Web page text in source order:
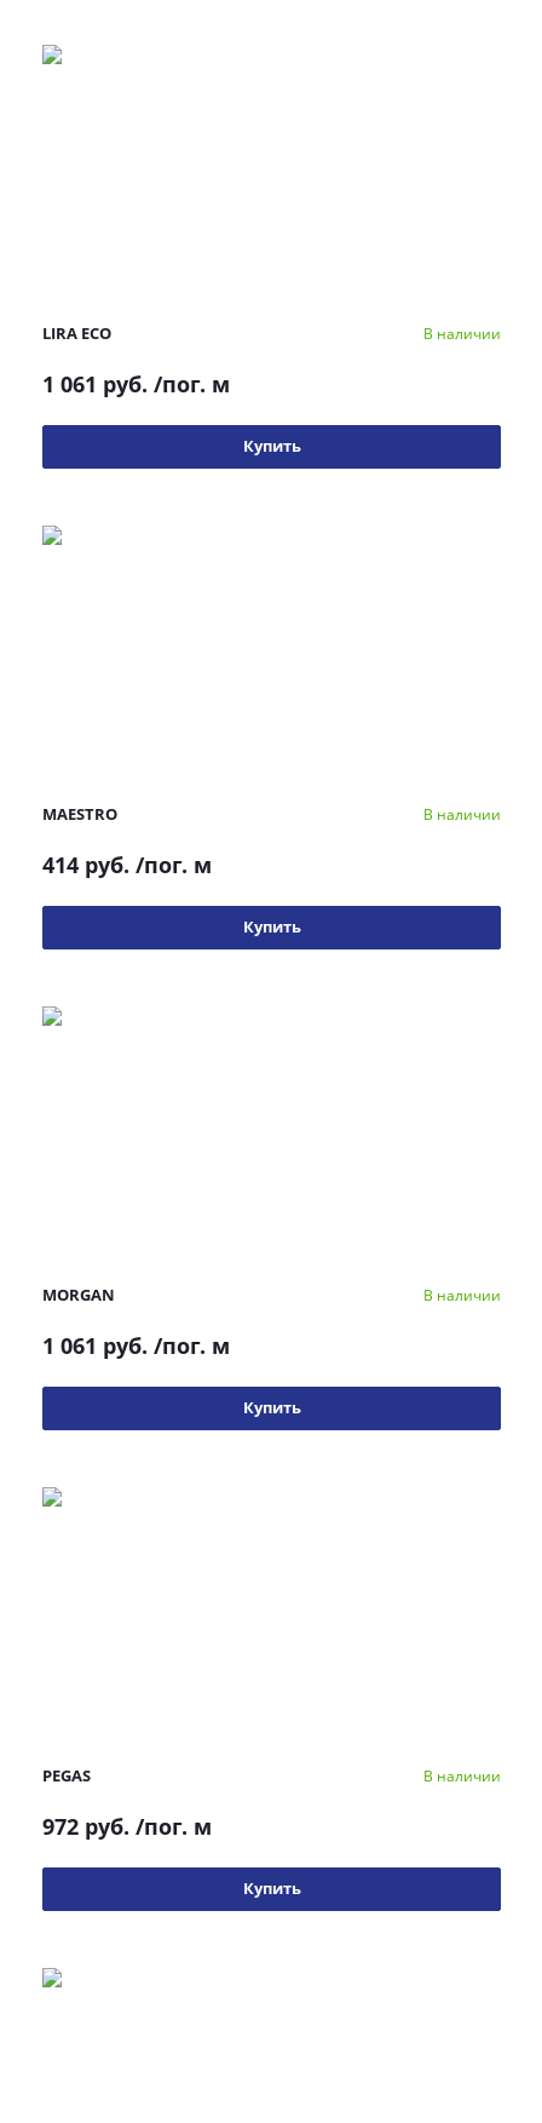
LIRA ECO В наличии
1 061 руб. /пог. м
Купить
MAESTRO В наличии
414 руб. /пог. м
Купить
MORGAN В наличии
1 061 руб. /пог. м
Купить
PEGAS В наличии
972 руб. /пог. м
Купить